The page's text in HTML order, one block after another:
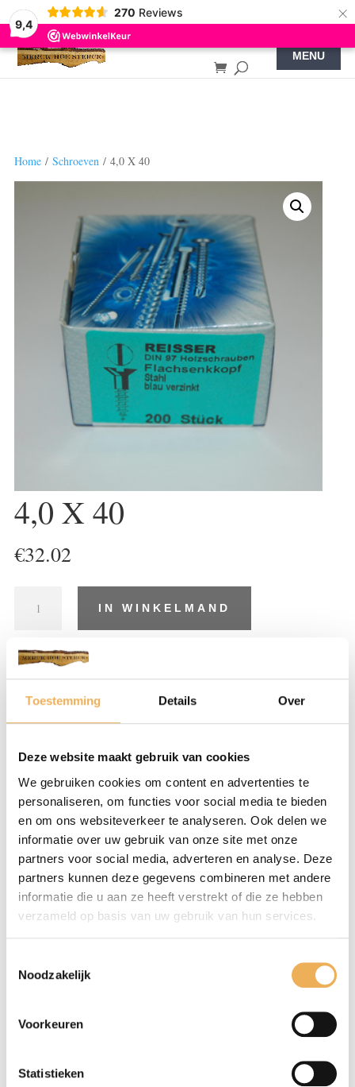
Toestemming Details Over
Deze website maakt gebruik van cookies
We gebruiken cookies om content en advertenties te
personaliseren, om functies voor social media te bieden
en om ons websiteverkeer te analyseren. Ook delen we
informatie over uw gebruik van onze site met onze
partners voor social media, adverteren en analyse. Deze
partners kunnen deze gegevens combineren met andere
informatie die u aan ze heeft verstrekt of die ze hebben
verzameld op basis van uw gebruik van hun services.
Noodzakelijk
Voorkeuren
Statistieken
9,4
270 Reviews ×
Home/ Schroeven/ 4,0 X 40
4,0 X 40
€32.02
aantal
IN WINKELMAND
Artikelnummer:SR135 Categorie:Schroeven
BESCHRIJVING
Schroeven met platte kop en zaaggleuf din
97 staal verzinkt. Verpakt per 200 stuks.
Maat 4,0 mm breed x 40 mm lang.
GERELATEERDE PRODUCTEN